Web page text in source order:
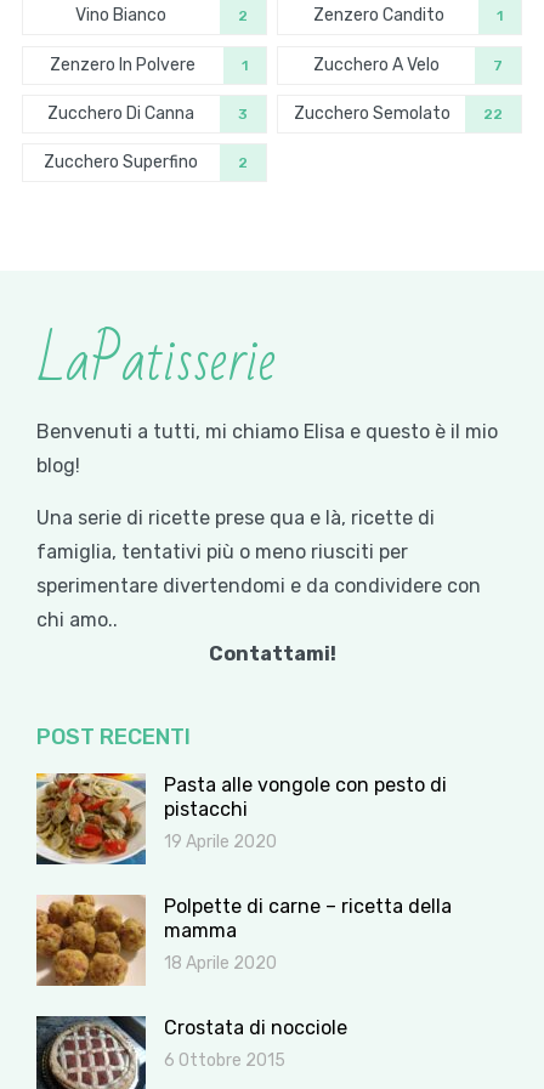
Vino Bianco 2 Zenzero Candito 1
Zenzero In Polvere 1 Zucchero A Velo 7
Zucchero Di Canna 3 Zucchero Semolato 22
Zucchero Superfino 2
LaPatisserie
Benvenuti a tutti, mi chiamo Elisa e questo è il mio
blog!
Una serie di ricette prese qua e là, ricette di
famiglia, tentativi più o meno riusciti per
sperimentare divertendomi e da condividere con
chi amo..
Contattami!
POST RECENTI
Pasta alle vongole con pesto di
pistacchi
19 Aprile 2020
Polpette di carne – ricetta della
mamma
18 Aprile 2020
Crostata di nocciole
6 Ottobre 2015